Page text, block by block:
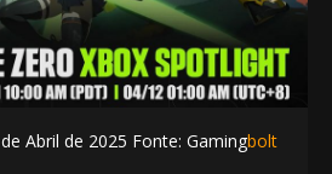
de Abril de 2025 Fonte: Gamingbolt